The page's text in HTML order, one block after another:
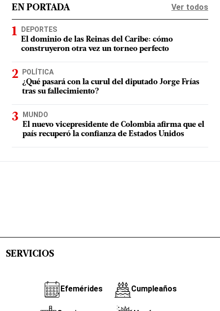
EN PORTADA Ver todos
DEPORTES
El dominio de las Reinas del Caribe: cómo
construyeron otra vez un torneo perfecto
POLÍTICA
¿Qué pasará con la curul del diputado Jorge Frías
tras su fallecimiento?
MUNDO
El nuevo vicepresidente de Colombia afirma que el
país recuperó la confianza de Estados Unidos
SERVICIOS
Efemérides Cumpleaños